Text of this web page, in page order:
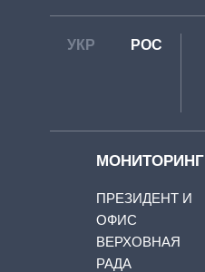
УКР РОС
МОНИТОРИНГ
ПРЕЗИДЕНТ И
ОФИС
ВЕРХОВНАЯ
РАДА